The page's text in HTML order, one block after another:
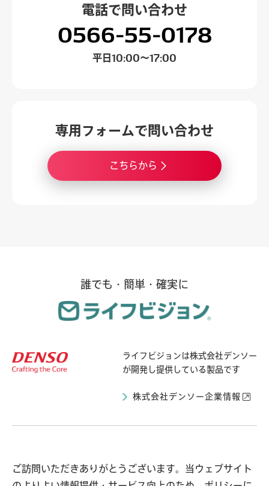
電話で 問い合わせ
0566-55-0178
平日 10:00～17:00
専用フォームで 問い合わせ
こちらから
誰でも・簡単・確実に
ライフビジョンは株式会社デンソー
が開発し提供している製品です
株式会社デンソー企業情報
ライフビジョンとは 導入自治体の声
ご訪問いただきありがとうございます。当ウェブサイト